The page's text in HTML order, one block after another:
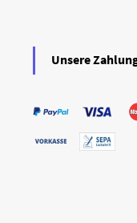
Unsere